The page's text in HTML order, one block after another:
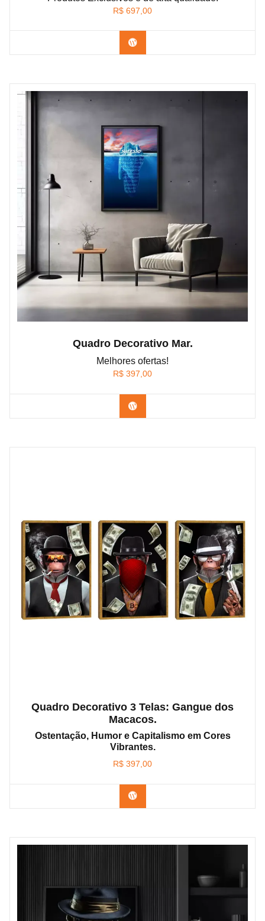
R$ 697,00
Confira os modelos
Quadro Decorativo Mar.
Melhores ofertas!
R$ 397,00
Confira os modelos
Quadro Decorativo 3 Telas: Gangue dos
Macacos.
Ostentação, Humor e Capitalismo em Cores
Vibrantes.
R$ 397,00
Confira os modelos